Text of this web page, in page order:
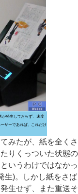
が発生しておらず、速度
ザーであれば、これだけ
みたが、紙を全くさ
りくっついた状態の
いうわけではなかっ
生)。しかし紙をさば
生せず、また重送そ